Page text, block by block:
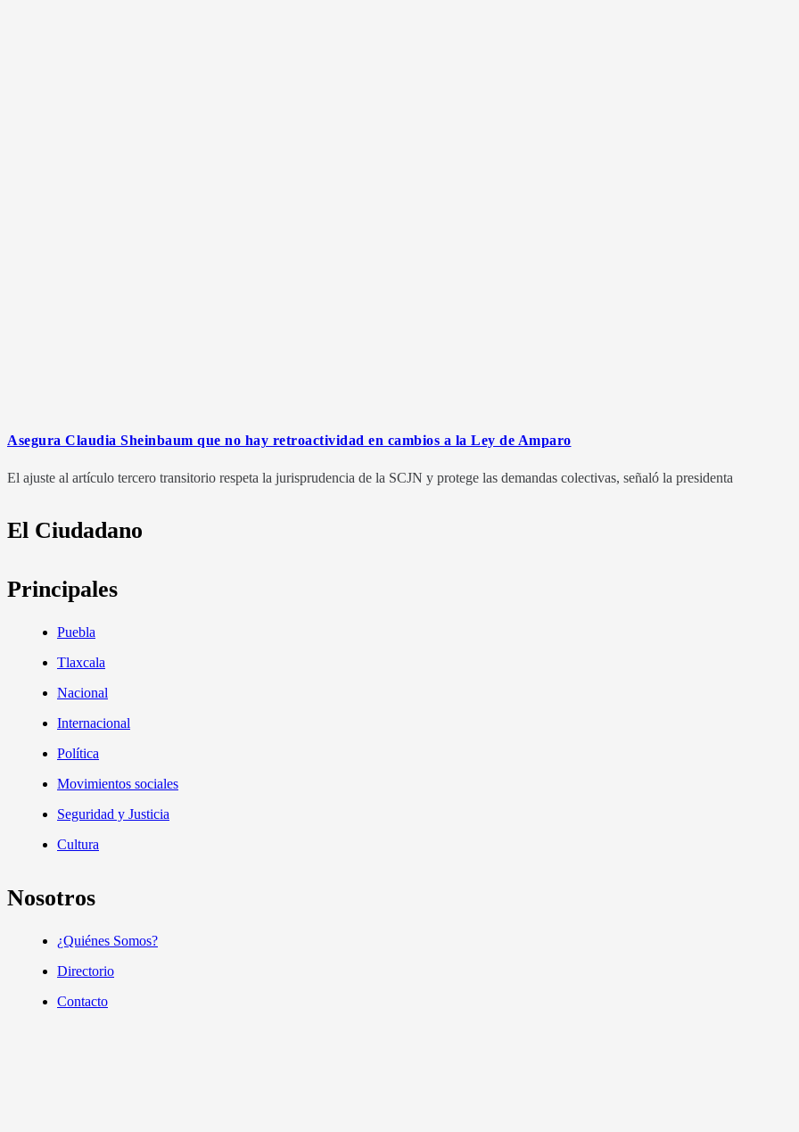
Asegura Claudia Sheinbaum que no hay retroactividad en cambios a la Ley de Amparo
El ajuste al artículo tercero transitorio respeta la jurisprudencia de la SCJN y protege las demandas colectivas, señaló la presidenta
El Ciudadano
Principales
Puebla
Tlaxcala
Nacional
Internacional
Política
Movimientos sociales
Seguridad y Justicia
Cultura
Nosotros
¿Quiénes Somos?
Directorio
Contacto